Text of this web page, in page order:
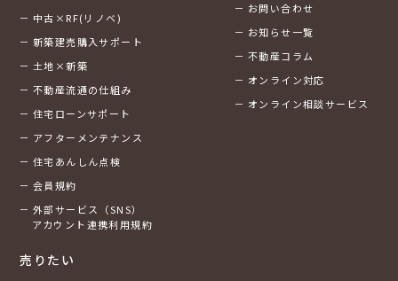
中古×RF(リノベ)
新築建売購入サポート
土地×新築
不動産流通の仕組み
住宅ローンサポート
アフターメンテナンス
住宅あんしん点検
会員規約
外部サービス（SNS）
アカウント連携利用規約
売りたい
お問い合わせ
お知らせ一覧
不動産コラム
オンライン対応
オンライン相談サービス